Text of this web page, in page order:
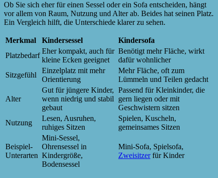
Ob Sie sich eher für einen Sessel oder ein Sofa entscheiden, hängt
vor allem von Raum, Nutzung und Alter ab. Beides hat seinen Platz.
Ein Vergleich hilft, die Unterschiede klarer zu sehen.
Merkmal Kindersessel
Kindersofa
Platzbedarf
Eher kompakt, auch für
kleine Ecken geeignet
Benötigt mehr Fläche, wirkt
dafür wohnlicher
Sitzgefühl
Einzelplatz mit mehr
Orientierung
Mehr Fläche, oft zum
Lümmeln und Teilen gedacht
Alter
Gut für jüngere Kinder,
wenn niedrig und stabil
gebaut
Passend für Kleinkinder, die
gern liegen oder mit
Geschwistern sitzen
Nutzung
Lesen, Ausruhen,
ruhiges Sitzen
Spielen, Kuscheln,
gemeinsames Sitzen
Beispiel-
Unterarten
Mini-Sessel,
Ohrensessel in
Kindergröße,
Bodensessel
Mini-Sofa, Spielsofa,
Zweisitzerfür Kinder